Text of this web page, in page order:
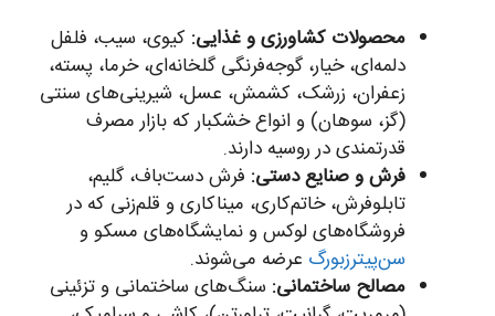
محصولات کشاورزی و غذایی: کیوی، سیب، فلفل
دلمه‌ای، خیار، گوجه‌فرنگی گلخانه‌ای، خرما، پسته،
زعفران، زرشک، کشمش، عسل، شیرینی‌های سنتی
(گز، سوهان) و انواع خشکبار که بازار مصرف
قدرتمندی در روسیه دارند.
فرش و صنایع دستی: فرش دست‌باف، گلیم،
تابلوفرش، خاتم‌کاری، میناکاری و قلم‌زنی که در
فروشگاه‌های لوکس و نمایشگاه‌های مسکو و
سن‌پیترزبورگ عرضه می‌شوند.
مصالح ساختمانی: سنگ‌های ساختمانی و تزئینی